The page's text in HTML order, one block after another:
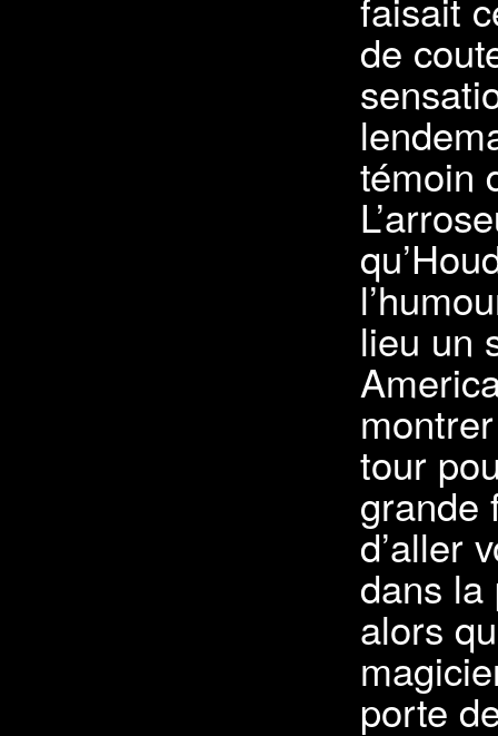
de
témoin
lieu un
tour
grande
d’aller
dans la
alors
porte